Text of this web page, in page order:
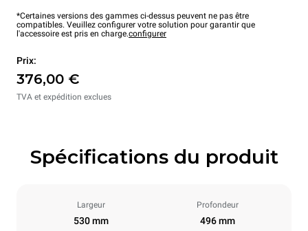
*Certaines versions des gammes ci-dessus peuvent ne pas être
compatibles. Veuillez configurer votre solution pour garantir que
l'accessoire est pris en charge.configurer
Prix:
376,00 €
TVA et expédition exclues
Spécifications du produit
Largeur
530 mm
Profondeur
496 mm